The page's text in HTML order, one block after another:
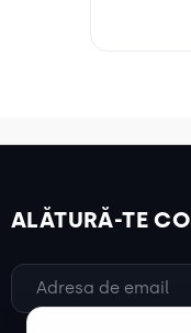
ALĂTURĂ-TE